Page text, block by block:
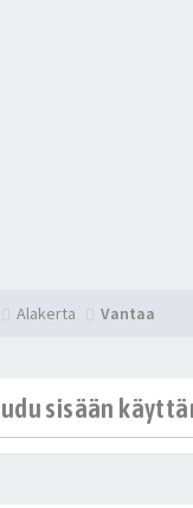
Alakerta Vantaa
sisään